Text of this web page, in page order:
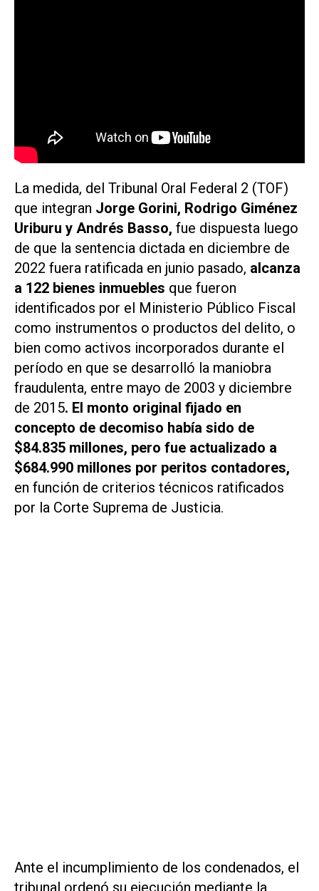
La medida, del Tribunal Oral Federal 2 (TOF)
que integran Jorge Gorini, Rodrigo Giménez
Uriburu y Andrés Basso, fue dispuesta luego
de que la sentencia dictada en diciembre de
2022 fuera ratificada en junio pasado, alcanza
a 122 bienes inmuebles que fueron
identificados por el Ministerio Público Fiscal
como instrumentos o productos del delito, o
bien como activos incorporados durante el
período en que se desarrolló la maniobra
fraudulenta, entre mayo de 2003 y diciembre
de 2015. El monto original fijado en
concepto de decomiso había sido de
$84.835 millones, pero fue actualizado a
$684.990 millones por peritos contadores,
en función de criterios técnicos ratificados
por la Corte Suprema de Justicia.
Ante el incumplimiento de los condenados, el
tribunal ordenó su ejecución mediante la